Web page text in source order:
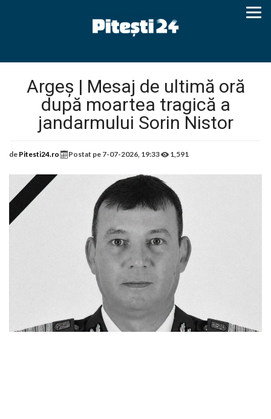
Argeș | Mesaj de ultimă oră
după moartea tragică a
jandarmului Sorin Nistor
de Pitesti24.ro Postat pe 7-07-2026, 19:33 1,591